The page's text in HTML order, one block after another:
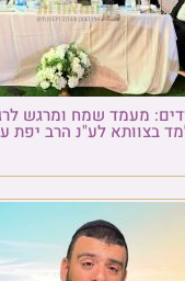
מעמד שמח ומרגש
בצוותא לע"נ הרב יפת